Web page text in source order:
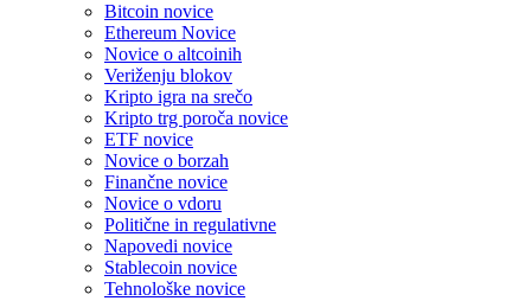
Bitcoin novice
Ethereum Novice
Novice o altcoinih
Veriženju blokov
Kripto igra na srečo
Kripto trg poroča novice
ETF novice
Novice o borzah
Finančne novice
Novice o vdoru
Politične in regulativne
Napovedi novice
Stablecoin novice
Tehnološke novice